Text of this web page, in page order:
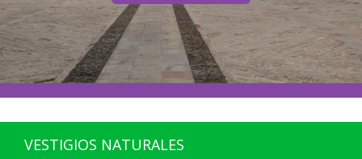
VESTIGIOS NATURALES